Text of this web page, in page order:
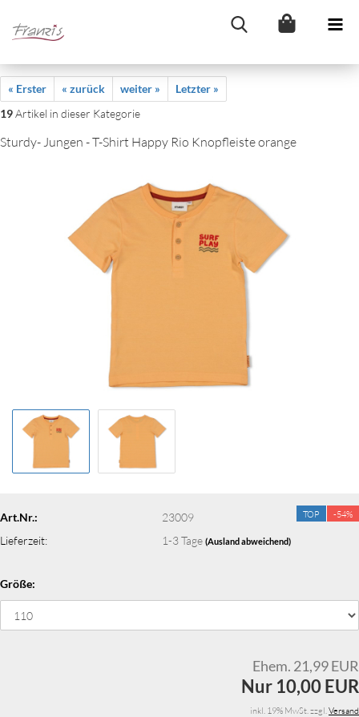
« Erster « zurück weiter »
Letzter »
19Artikel in dieser Kategorie
Sturdy- Jungen - T-Shirt Happy Rio Knopfleiste orange
TOP -54%
Art.Nr.:
23009
Lieferzeit:
1-3 Tage (Ausland abweichend)
Größe:
Ehem. 21,99 EUR
Nur 10,00 EUR
inkl. 19% MwSt. zzgl.Versand